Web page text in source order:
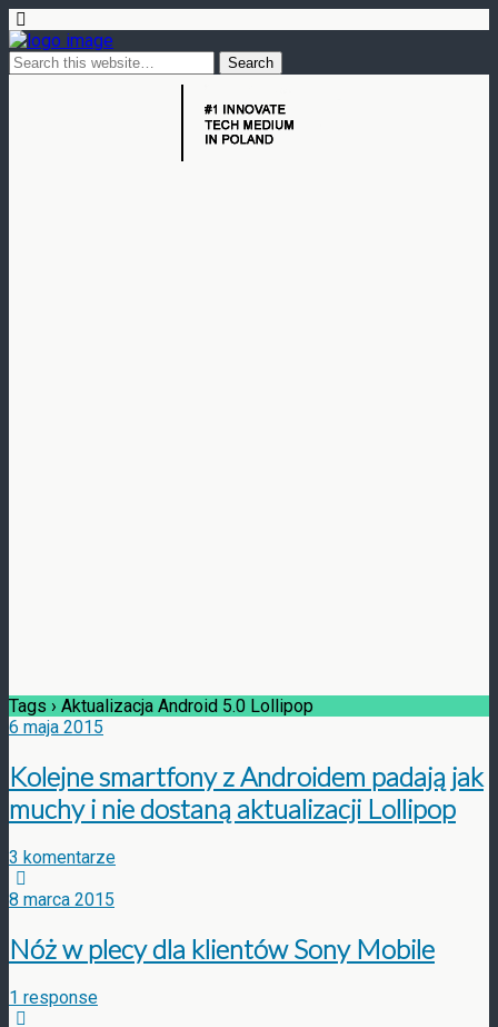
Tags › Aktualizacja Android 5.0 Lollipop
6 maja 2015
Kolejne smartfony z Androidem padają jak
muchy i nie dostaną aktualizacji Lollipop
3 komentarze
8 marca 2015
Nóż w plecy dla klientów Sony Mobile
1 response